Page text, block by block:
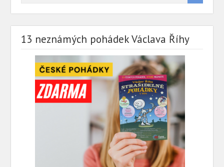
13 neznámých pohádek Václava Říhy